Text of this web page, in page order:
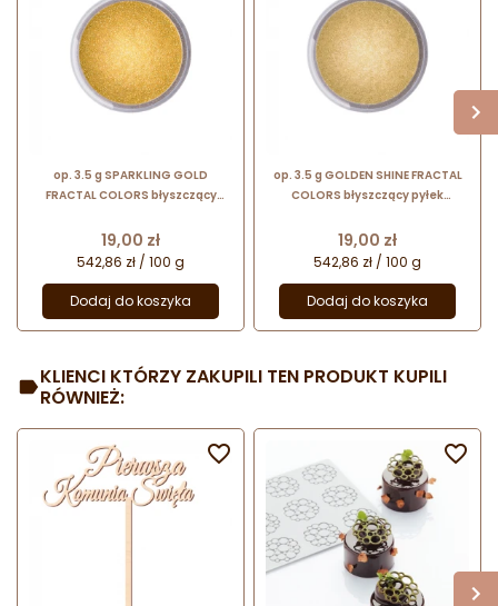
op. 3.5 g SPARKLING GOLD
FRACTAL COLORS błyszczący
złoty
Cena
19,00 zł
542,86 zł / 100 g
Dodaj do koszyka
op. 3.5 g GOLDEN SHINE FRACTAL
COLORS błyszczący pyłek
Cena
19,00 zł
542,86 zł / 100 g
Dodaj do koszyka
KLIENCI KTÓRZY ZAKUPILI TEN PRODUKT KUPILI
RÓWNIEŻ:
 